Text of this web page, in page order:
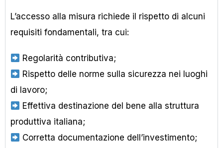
L’accesso alla misura richiede il rispetto di alcuni
requisiti fondamentali, tra cui:
Regolarità contributiva;
Rispetto delle norme sulla sicurezza nei luoghi
di lavoro;
Effettiva destinazione del bene alla struttura
produttiva italiana;
Corretta documentazione dell’investimento;